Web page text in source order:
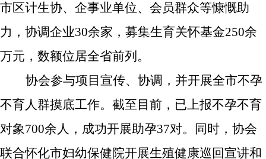
市区计生协、企事业单位、会员群众等慷慨助
力， 协调企业30余家， 募集生育关怀基金250余
万元 ， 数额位居全省前列 。
协会参与项目宣传、协调，并开展全市不孕
不育人群摸底工作。截至目前，已上报不孕不育
对象700余人，成功开展助孕37对。同时，协会
联合怀化市妇幼保健院开展生殖健康巡回宣讲和